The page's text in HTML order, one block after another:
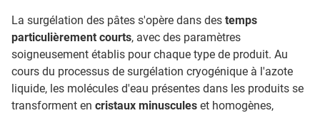
La surgélation des pâtes s'opère dans des temps
particulièrement courts, avec des paramètres
soigneusement établis pour chaque type de produit. Au
cours du processus de surgélation cryogénique à l'azote
liquide, les molécules d'eau présentes dans les produits se
transforment en cristaux minuscules et homogènes,